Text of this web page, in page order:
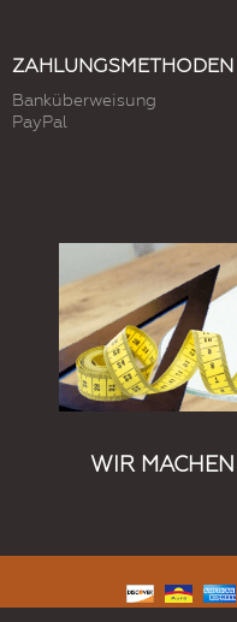
ZAHLUNGSMETHODEN
Banküberweisung
PayPal
WIR
© 2019